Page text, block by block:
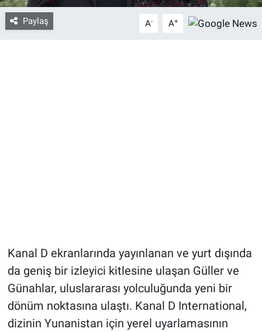
Paylaş A- A+
Kanal D ekranlarında yayınlanan ve yurt dışında
da geniş bir izleyici kitlesine ulaşan Güller ve
Günahlar, uluslararası yolculuğunda yeni bir
dönüm noktasına ulaştı. Kanal D International,
dizinin Yunanistan için yerel uyarlamasının
Gözden Kaçmasın